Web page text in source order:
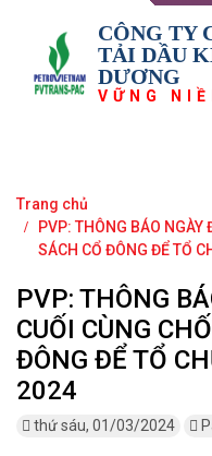
CÔNG TY
TẢI DẦU
DƯƠNG
VỮNG
Trang chủ
PVP: THÔNG BÁO NGÀY
SÁCH CỔ ĐÔNG ĐỂ TỔ
PVP: THÔNG
CUỐI CÙNG
ĐÔNG ĐỂ TỔ
2024
thứ sáu, 01/03/2024